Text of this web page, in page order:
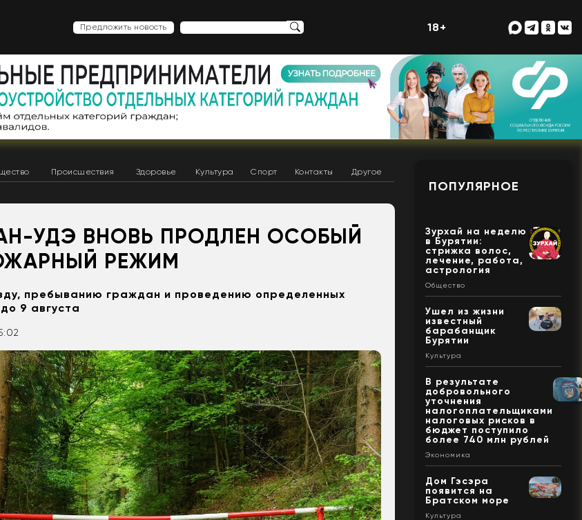
Предложить новость 18+
Происшествия Здоровье Культура Спорт Контакты Другое
УДЭ ВНОВЬ ПРОДЛЕН ОСОБЫЙ
РЕЖИМ
пребыванию граждан и проведению определенных
9 августа
ПОПУЛЯРНОЕ
Зурхай на неделю
в Бурятии:
стрижка волос,
лечение, работа,
астрология
Общество
Ушел из жизни
известный
барабанщик
Бурятии
Культура
В результате
добровольного
уточнения
налогоплательщиками
налоговых рисков в
бюджет поступило
более 740 млн рублей
Экономика
Дом Гэсэра
появится на
Братском море
Культура